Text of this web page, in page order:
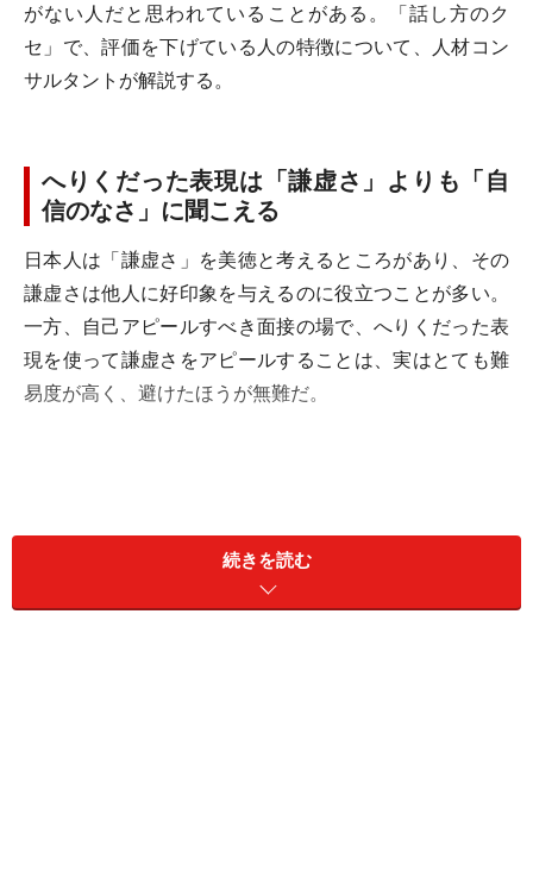
がない人だと思われていることがある。「話し方のク
セ」で、評価を下げている人の特徴について、人材コン
サルタントが解説する。
へりくだった表現は「謙虚さ」よりも「自
信のなさ」に聞こえる
日本人は「謙虚さ」を美徳と考えるところがあり、その
謙虚さは他人に好印象を与えるのに役立つことが多い。
一方、自己アピールすべき面接の場で、へりくだった表
現を使って謙虚さをアピールすることは、実はとても難
易度が高く、避けたほうが無難だ。
続きを読む